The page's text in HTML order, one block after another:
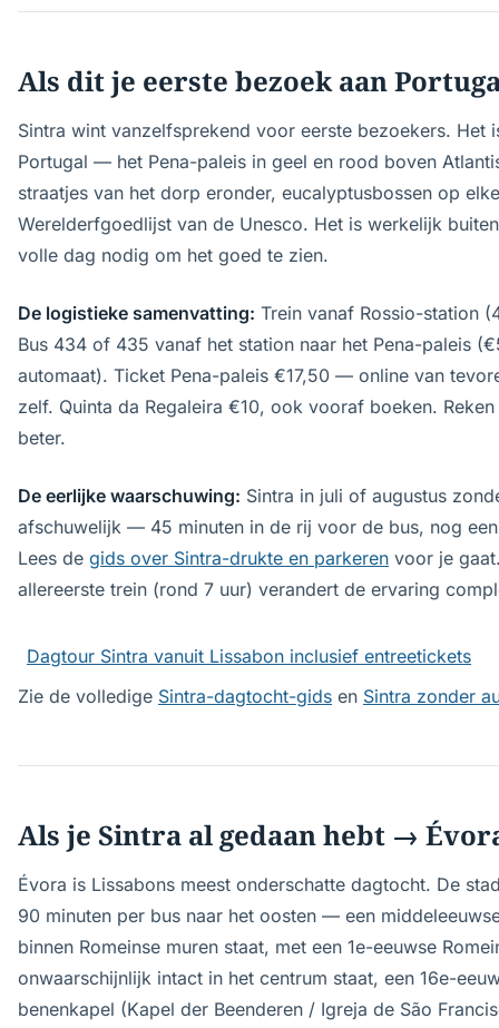
Als dit je eerste bezoek aan
Sintra wint vanzelfsprekend voor eerste bezoekers. Het
Portugal — het Pena-paleis in geel en rood boven
straatjes van het dorp eronder, eucalyptusbossen op
Werelderfgoedlijst van de Unesco. Het is werkelijk
volle dag nodig om het goed te zien.
De logistieke samenvatting: Trein vanaf Rossio-station
Bus 434 of 435 vanaf het station naar het Pena-paleis
automaat). Ticket Pena-paleis €17,50 — online van
zelf. Quinta da Regaleira €10, ook vooraf boeken.
beter.
De eerlijke waarschuwing: Sintra in juli of augustus
afschuwelijk — 45 minuten in de rij voor de bus, nog
Lees de gids over Sintra-drukte en parkeren voor je
allereerste trein (rond 7 uur) verandert de ervaring
Dagtour Sintra vanuit Lissabon inclusief entreetickets
Zie de volledige Sintra-dagtocht-gids en Sintra zonder
Als je Sintra al gedaan hebt →
Évora is Lissabons meest onderschatte dagtocht. De
90 minuten per bus naar het oosten — een
binnen Romeinse muren staat, met een 1e-eeuwse
onwaarschijnlijk intact in het centrum staat, een 16e-
benenkapel (Kapel der Beenderen / Igreja de São